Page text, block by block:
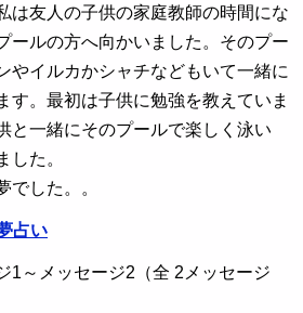
は友人の子供の家庭教師の時間にな
ールの方へ向かいました。そのプー
やイルカかシャチなどもいて一緒に
す。最初は子供に勉強を教えていま
と一緒にそのプールで楽しく泳い
した。
でした。。
占い
1～メッセージ2（全 2メッセージ